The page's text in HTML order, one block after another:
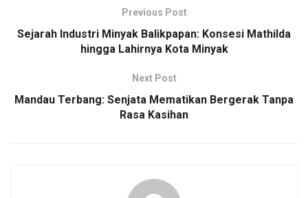
Previous Post
Sejarah Industri Minyak Balikpapan: Konsesi Mathilda
hingga Lahirnya Kota Minyak
Next Post
Mandau Terbang: Senjata Mematikan Bergerak Tanpa
Rasa Kasihan